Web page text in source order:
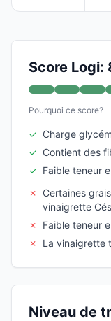
Score Logi:
Pourquoi ce score?
✓ Charge
✓ Contient des
✓ Faible teneur
✗
Certaines
vinaigrette
✗
Faible teneur
✗
La vinaigrette
Niveau de